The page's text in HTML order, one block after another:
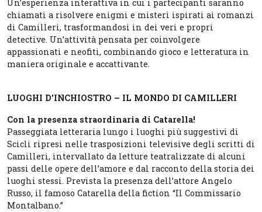
Un’esperienza interattiva in cui i partecipanti saranno
chiamati a risolvere enigmi e misteri ispirati ai romanzi
di Camilleri, trasformandosi in dei veri e propri
detective. Un’attività pensata per coinvolgere
appassionati e neofiti, combinando gioco e letteratura in
maniera originale e accattivante.
LUOGHI D’INCHIOSTRO – IL MONDO DI CAMILLERI
Con la presenza straordinaria di Catarella!
Passeggiata letteraria lungo i luoghi più suggestivi di
Scicli ripresi nelle trasposizioni televisive degli scritti di
Camilleri, intervallato da letture teatralizzate di alcuni
passi delle opere dell’amore e dal racconto della storia dei
luoghi stessi. Prevista la presenza dell’attore Angelo
Russo, il famoso Catarella della fiction “Il Commissario
Montalbano.”